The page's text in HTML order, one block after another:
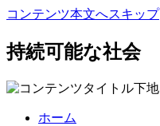
コンテンツ本文へスキップ
持続可能な社会
ホーム